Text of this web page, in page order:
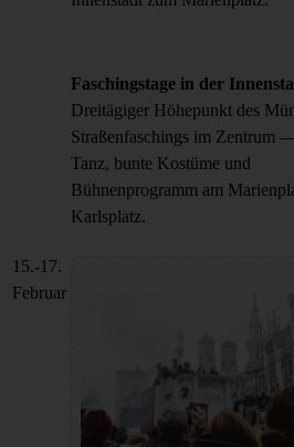
15.-17.
Februar
Faschingstage in der
Dreitägiger Höhepunkt des
Straßenfaschings im Zentrum
Tanz, bunte Kostüme und
Bühnenprogramm am
Karlsplatz.